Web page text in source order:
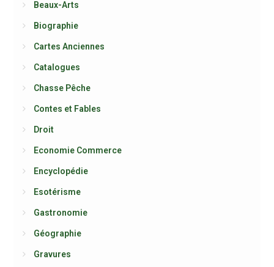
Beaux-Arts
Biographie
Cartes Anciennes
Catalogues
Chasse Pêche
Contes et Fables
Droit
Economie Commerce
Encyclopédie
Esotérisme
Gastronomie
Géographie
Gravures